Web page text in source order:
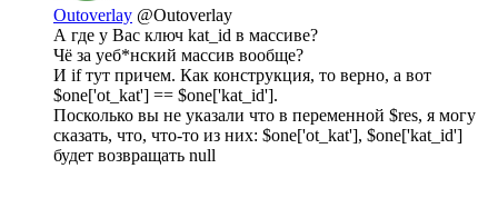
Outoverlay @Outoverlay
А где у Вас ключ kat_id в массиве?
Чё за уеб*нский массив вообще?
И if тут причем. Как конструкция, то верно, а вот
$one['ot_kat'] == $one['kat_id'].
Посколько вы не указали что в переменной $res, я могу
сказать, что, что-то из них: $one['ot_kat'], $one['kat_id']
будет возвращать null